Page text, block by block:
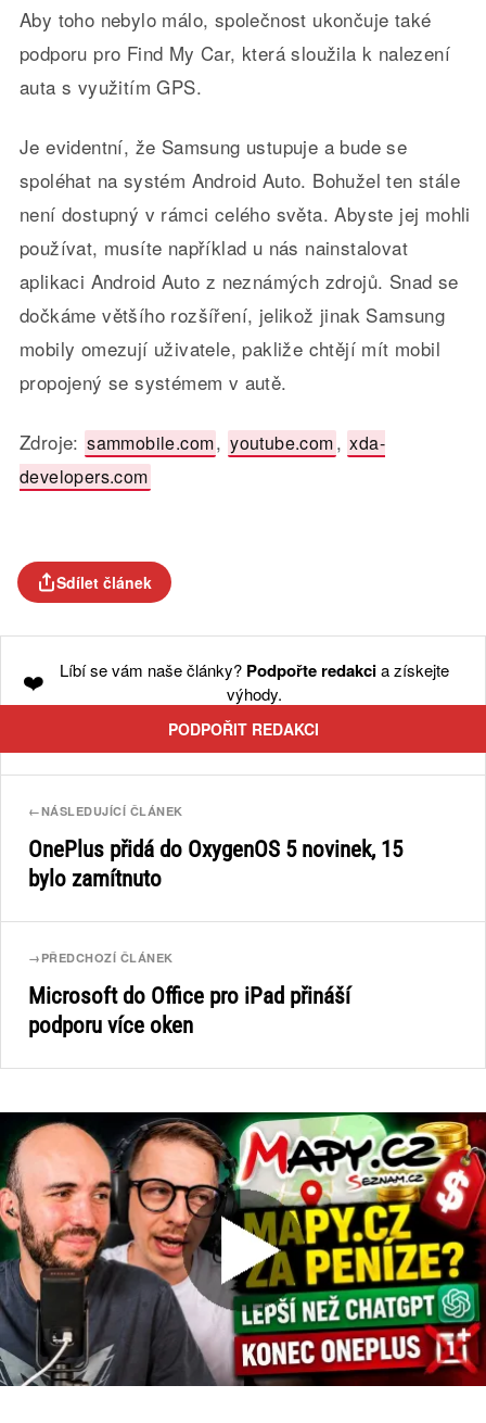
Aby toho nebylo málo, společnost ukončuje také
podporu pro Find My Car, která sloužila k nalezení
auta s využitím GPS.
Je evidentní, že Samsung ustupuje a bude se
spoléhat na systém Android Auto. Bohužel ten stále
není dostupný v rámci celého světa. Abyste jej mohli
používat, musíte například u nás nainstalovat
aplikaci Android Auto z neznámých zdrojů. Snad se
dočkáme většího rozšíření, jelikož jinak Samsung
mobily omezují uživatele, pakliže chtějí mít mobil
propojený se systémem v autě.
Zdroje: sammobile.com, youtube.com, xda-
developers.com
Sdílet článek
❤️ Líbí se vám naše články? Podpořte redakcia získejte
výhody.
PODPOŘIT REDAKCI
←NÁSLEDUJÍCÍ ČLÁNEK
OnePlus přidá do OxygenOS 5 novinek, 15
bylo zamítnuto
→ PŘEDCHOZÍ ČLÁNEK
Microsoft do Office pro iPad přináší
podporu více oken